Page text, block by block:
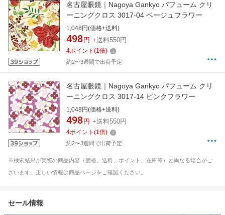
名古屋眼鏡｜Nagoya Gankyo パフューム クリ
ーニングクロス 3017-04 ベージュフラワー
1,048円(価格+送料)
498 円 +送料550円
4ポイント (1倍)
約2〜3週間で出荷予定
名古屋眼鏡｜Nagoya Gankyo パフューム クリ
ーニングクロス 3017-14 ピンクフラワー
1,048円(価格+送料)
498 円 +送料550円
4ポイント (1倍)
約2〜3週間で出荷予定
※検索結果が実際の商品内容（価格、送料、ポイント、在庫等）と異なる場合がご
ざいます。正しい情報は商品ページをご確認ください。
セール情報